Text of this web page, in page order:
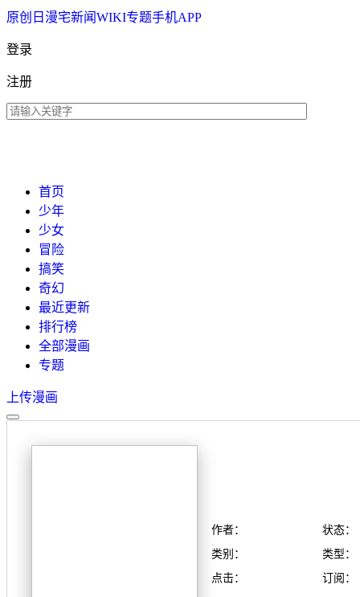
原创 日漫宅新闻WIKI专题手机APP
登录
注册
首页
少年
少女
冒险
搞笑
奇幻
最近更新
排行榜
全部漫画
专题
上传漫画
作者：
状态：
类别：
类型：
点击：
订阅：